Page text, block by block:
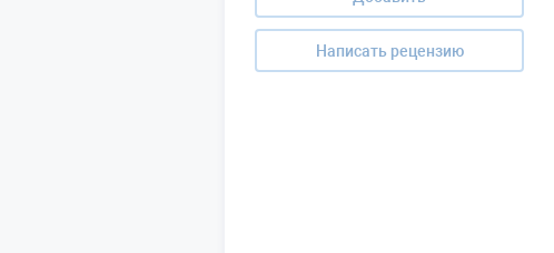
Написать рецензию